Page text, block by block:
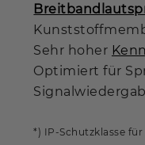
Sehr hoher
Optimiert für
*) IP-Schutzklasse